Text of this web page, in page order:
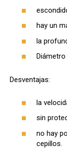
hay un
la
Desventajas:
la
sin
no hay
cepillos.